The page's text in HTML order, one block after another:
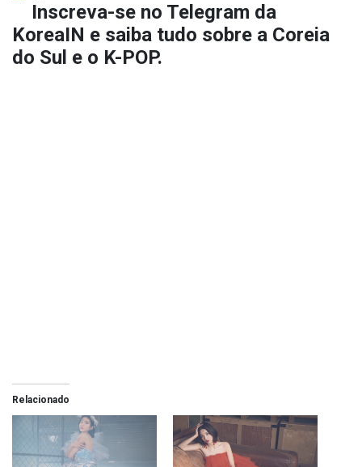
Inscreva-se no Telegram da
KoreaIN e saiba tudo sobre a Coreia
do Sul e o K-POP.
Relacionado